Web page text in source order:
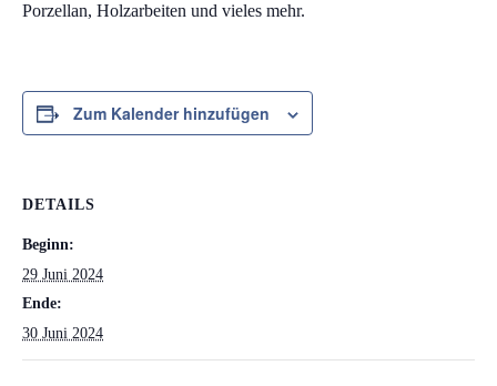
Porzellan, Holzarbeiten und vieles mehr.
Zum Kalender hinzufügen
DETAILS
Beginn:
29 Juni 2024
Ende:
30 Juni 2024